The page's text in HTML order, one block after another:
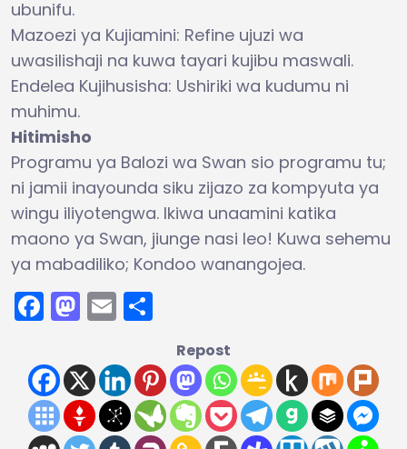
ubunifu.
Mazoezi ya Kujiamini: Refine ujuzi wa
uwasilishaji na kuwa tayari kujibu maswali.
Endelea Kujihusisha: Ushiriki wa kudumu ni
muhimu.
Hitimisho
Programu ya Balozi wa Swan sio programu tu;
ni jamii inayounda siku zijazo za kompyuta ya
wingu iliyotengwa. Ikiwa unaamini katika
maono ya Swan, jiunge nasi leo! Kuwa sehemu
ya mabadiliko; Kondoo wanangojea.
Facebook
Mastodon
Email
Repost